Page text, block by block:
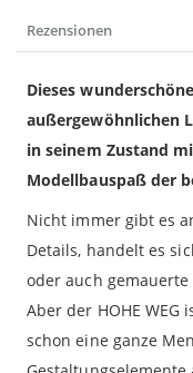
Rezensionen
Dieses
außergewöhnlichen
in seinem Zustand
Modellbauspaß der
Nicht immer gibt es
Details, handelt es
oder auch
Aber der HOHE
schon eine ganze